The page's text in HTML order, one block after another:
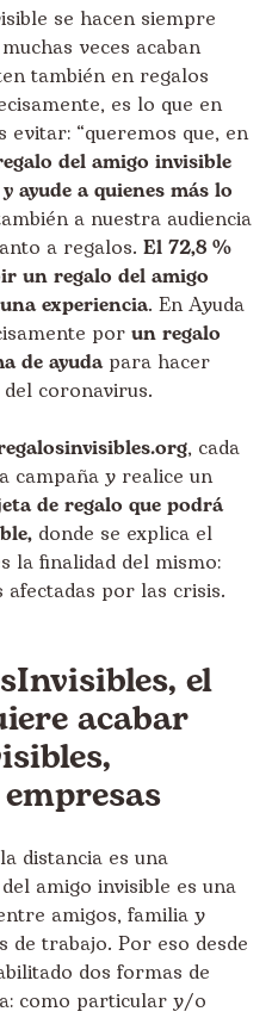
se hacen siempre
veces acaban
también en regalos
es lo que en
evitar: “queremos que, en
del amigo invisible
ayude a quienes más lo
a nuestra audiencia
a regalos. El 72,8 %
un regalo del amigo
experiencia. En Ayuda
por un regalo
de ayudapara hacer
coronavirus.
, cada
campaña y realice un
de regalo que podrá
donde se explica el
la finalidad del mismo:
por las crisis.
el
acabar
distancia es una
amigo invisible es una
amigos, familia y
trabajo. Por eso desde
dos formas de
como particular y/o